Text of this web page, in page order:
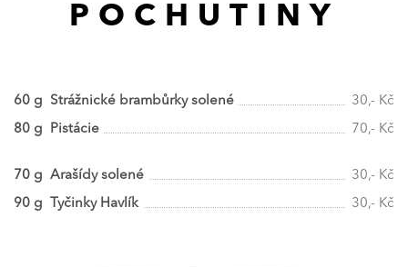
POCHUTINY
60 g Strážnické brambůrky solené 30,- Kč
80 g Pistácie 70,- Kč
70 g Arašídy solené 30,- Kč
90 g Tyčinky Havlík 30,- Kč